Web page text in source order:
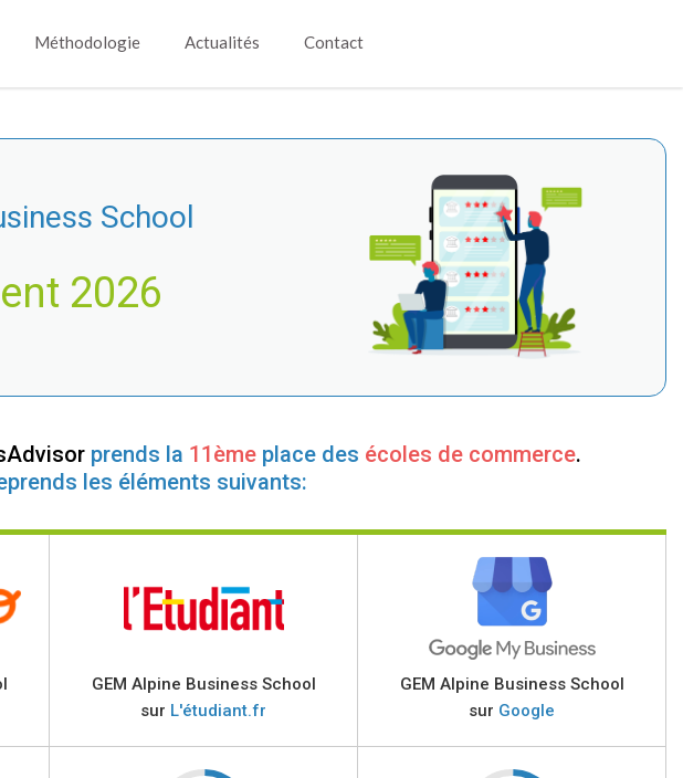
Méthodologie Actualités Contact
School
2026
prends la 11ème place des écoles de commerce.
les éléments suivants:
GEM Alpine Business School
sur L'étudiant.fr
GEM Alpine Business School
sur Google